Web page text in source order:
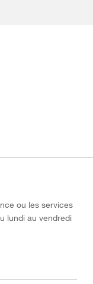
ou les services
lundi au vendredi